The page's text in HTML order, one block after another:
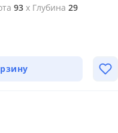
93 x Глубина 29